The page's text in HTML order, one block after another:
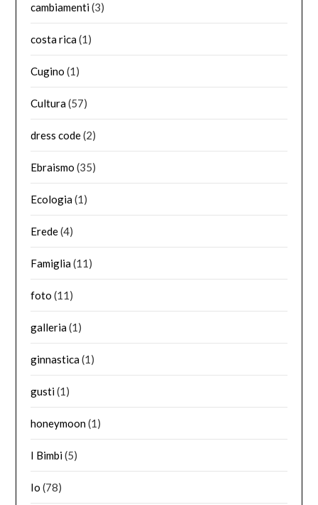
cambiamenti(3)
costa rica(1)
Cugino (1)
Cultura(57)
dress code(2)
Ebraismo (35)
Ecologia(1)
Erede(4)
Famiglia(11)
foto (11)
galleria(1)
ginnastica(1)
gusti(1)
honeymoon(1)
I Bimbi(5)
Io (78)